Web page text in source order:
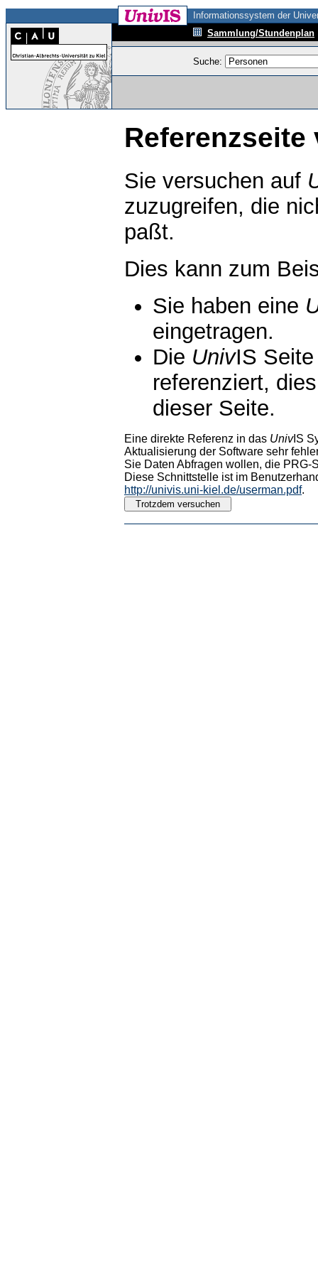
Informationssystem der
Sammlung/Stundenplan
Suche:
Referenzseite
Sie versuchen auf
zuzugreifen, die
paßt.
Dies kann zum
Sie haben eine
eingetragen.
Die UnivIS
referenziert,
dieser Seite.
Eine direkte Referenz in das UnivIS
Aktualisierung der Software sehr
Sie Daten Abfragen wollen, die PRG-
Diese Schnittstelle ist im
http://univis.uni-kiel.de/userman.pdf.